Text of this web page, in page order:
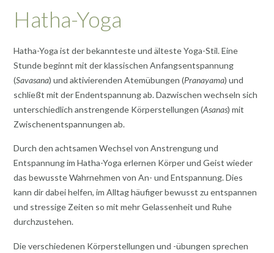
Hatha-Yoga
Hatha-Yoga ist der bekannteste und älteste Yoga-Stil. Eine
Stunde beginnt mit der klassischen Anfangsentspannung
(Savasana) und aktivierenden Atemübungen (Pranayama) und
schließt mit der Endentspannung ab. Dazwischen wechseln sich
unterschiedlich anstrengende Körperstellungen (Asanas) mit
Zwischenentspannungen ab.
Durch den achtsamen Wechsel von Anstrengung und
Entspannung im Hatha-Yoga erlernen Körper und Geist wieder
das bewusste Wahrnehmen von An- und Entspannung. Dies
kann dir dabei helfen, im Alltag häufiger bewusst zu entspannen
und stressige Zeiten so mit mehr Gelassenheit und Ruhe
durchzustehen.
Die verschiedenen Körperstellungen und -übungen sprechen